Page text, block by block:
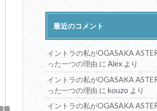
最近のコメント
イントラの私がOGASAKA
った一つの理由 にAlex より
イントラの私がOGASAKA
った一つの理由 にkouzo より
イントラの私がOGASAKA